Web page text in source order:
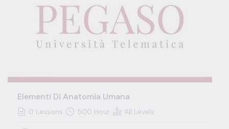
Elementi Di Anatomia Umana
0 Lessons 500 Hour All Levels